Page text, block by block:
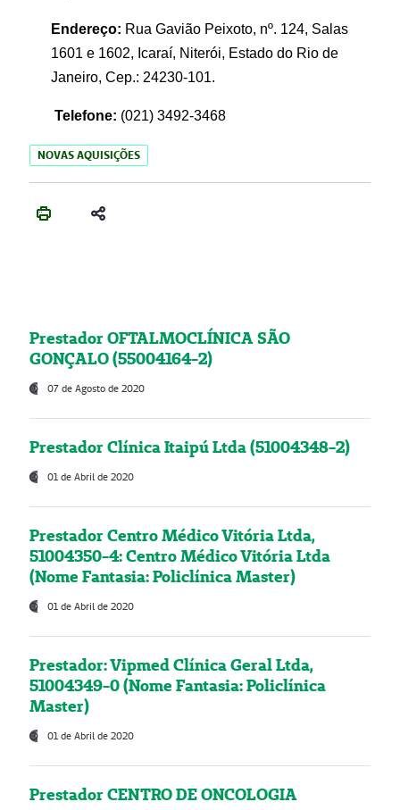
Endereço: Rua Gavião Peixoto, nº. 124, Salas
1601 e 1602, Icaraí, Niterói, Estado do Rio de
Janeiro, Cep.: 24230-101.
Telefone: (021) 3492-3468
NOVAS AQUISIÇÕES
Prestador OFTALMOCLÍNICA SÃO
GONÇALO (55004164-2)
07 de Agosto de 2020
Prestador Clínica Itaipú Ltda (51004348-2)
01 de Abril de 2020
Prestador Centro Médico Vitória Ltda,
51004350-4: Centro Médico Vitória Ltda
(Nome Fantasia: Policlínica Master)
01 de Abril de 2020
Prestador: Vipmed Clínica Geral Ltda,
51004349-0 (Nome Fantasia: Policlínica
Master)
01 de Abril de 2020
Prestador CENTRO DE ONCOLOGIA